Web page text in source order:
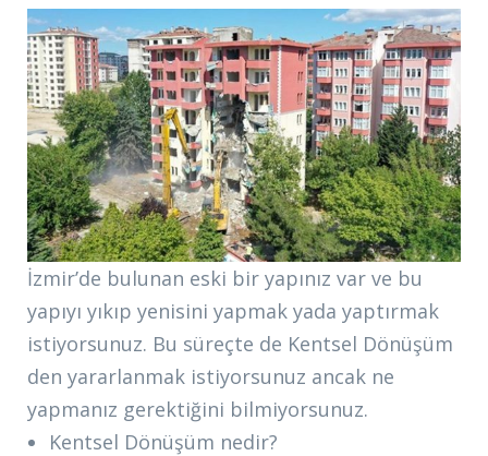
İzmir’de bulunan eski bir yapınız var ve bu
yapıyı yıkıp yenisini yapmak yada yaptırmak
istiyorsunuz. Bu süreçte de Kentsel Dönüşüm
den yararlanmak istiyorsunuz ancak ne
yapmanız gerektiğini bilmiyorsunuz.
Kentsel Dönüşüm nedir?